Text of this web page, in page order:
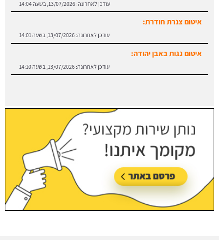
עודכן לאחרונה:13/07/2026, בשעה 14:01
איטום גגות באבן יהודה:
עודכן לאחרונה: 13/07/2026, בשעה 14:10